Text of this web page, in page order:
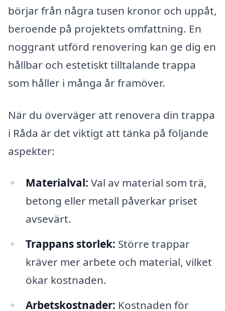
börjar från några tusen kronor och uppåt,
beroende på projektets omfattning. En
noggrant utförd renovering kan ge dig en
hållbar och estetiskt tilltalande trappa
som håller i många år framöver.
När du överväger att renovera din trappa
i Råda är det viktigt att tänka på följande
aspekter:
Materialval: Val av material som trä,
betong eller metall påverkar priset
avsevärt.
Trappans storlek: Större trappar
kräver mer arbete och material, vilket
ökar kostnaden.
Arbetskostnader: Kostnaden för